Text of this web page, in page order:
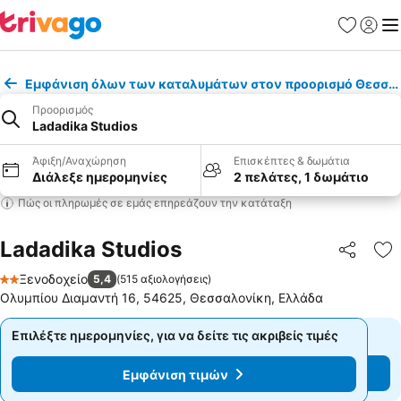
Εμφάνιση όλων των καταλυμάτων στον προορισμό
Προορισμός
Ladadika Studios
Άφιξη/Αναχώρηση
Διάλεξε ημερομηνίες
Επισκέπτες & δωμάτια
2 πελάτες, 1 δωμάτιο
Πώς οι πληρωμές σε εμάς επηρεάζουν την κατάταξη
Ladadika Studios
2 Αστέρια
Ξενοδοχείο 5,4 (515 αξιολογήσεις)
Ολυμπίου Διαμαντή 16, 54625, Θεσσαλονίκη, Ελλάδα
Επιλέξτε ημερομηνίες, για να δείτε τις ακριβείς τιμές
Εμφάνιση τιμών
Επιλέξτε ημερομηνίες, για να δείτε τις ακριβείς τιμές
Εμφάνιση τιμών